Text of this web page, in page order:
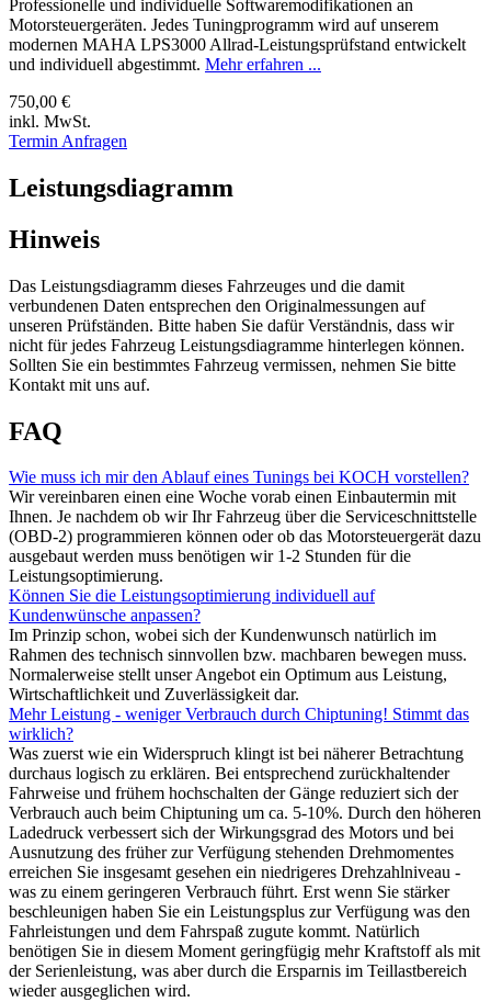
Professionelle und individuelle Softwaremodifikationen an
Motorsteuergeräten. Jedes Tuningprogramm wird auf unserem
modernen MAHA LPS3000 Allrad-Leistungsprüfstand entwickelt
und individuell abgestimmt. Mehr erfahren ...
750,00 €
inkl. MwSt.
Termin Anfragen
Leistungsdiagramm
Hinweis
Das Leistungsdiagramm dieses Fahrzeuges und die damit
verbundenen Daten entsprechen den Originalmessungen auf
unseren Prüfständen. Bitte haben Sie dafür Verständnis, dass wir
nicht für jedes Fahrzeug Leistungsdiagramme hinterlegen können.
Sollten Sie ein bestimmtes Fahrzeug vermissen, nehmen Sie bitte
Kontakt mit uns auf.
FAQ
Wie muss ich mir den Ablauf eines Tunings bei KOCH vorstellen?
Wir vereinbaren einen eine Woche vorab einen Einbautermin mit
Ihnen. Je nachdem ob wir Ihr Fahrzeug über die Serviceschnittstelle
(OBD-2) programmieren können oder ob das Motorsteuergerät dazu
ausgebaut werden muss benötigen wir 1-2 Stunden für die
Leistungsoptimierung.
Können Sie die Leistungsoptimierung individuell auf
Kundenwünsche anpassen?
Im Prinzip schon, wobei sich der Kundenwunsch natürlich im
Rahmen des technisch sinnvollen bzw. machbaren bewegen muss.
Normalerweise stellt unser Angebot ein Optimum aus Leistung,
Wirtschaftlichkeit und Zuverlässigkeit dar.
Mehr Leistung - weniger Verbrauch durch Chiptuning! Stimmt das
wirklich?
Was zuerst wie ein Widerspruch klingt ist bei näherer Betrachtung
durchaus logisch zu erklären. Bei entsprechend zurückhaltender
Fahrweise und frühem hochschalten der Gänge reduziert sich der
Verbrauch auch beim Chiptuning um ca. 5-10%. Durch den höheren
Ladedruck verbessert sich der Wirkungsgrad des Motors und bei
Ausnutzung des früher zur Verfügung stehenden Drehmomentes
erreichen Sie insgesamt gesehen ein niedrigeres Drehzahlniveau -
was zu einem geringeren Verbrauch führt. Erst wenn Sie stärker
beschleunigen haben Sie ein Leistungsplus zur Verfügung was den
Fahrleistungen und dem Fahrspaß zugute kommt. Natürlich
benötigen Sie in diesem Moment geringfügig mehr Kraftstoff als mit
der Serienleistung, was aber durch die Ersparnis im Teillastbereich
wieder ausgeglichen wird.